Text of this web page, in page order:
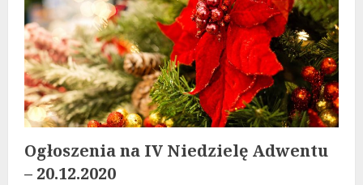
Ogłoszenia na IV Niedzielę Adwentu
– 20.12.2020